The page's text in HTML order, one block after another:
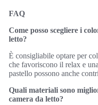
FAQ
Come posso scegliere i
letto?
È consigliabile optare per
che favoriscono il relax e
pastello possono anche
Quali materiali sono
camera da letto?